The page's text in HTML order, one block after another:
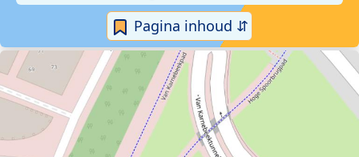
Pagina inhoud ⇵